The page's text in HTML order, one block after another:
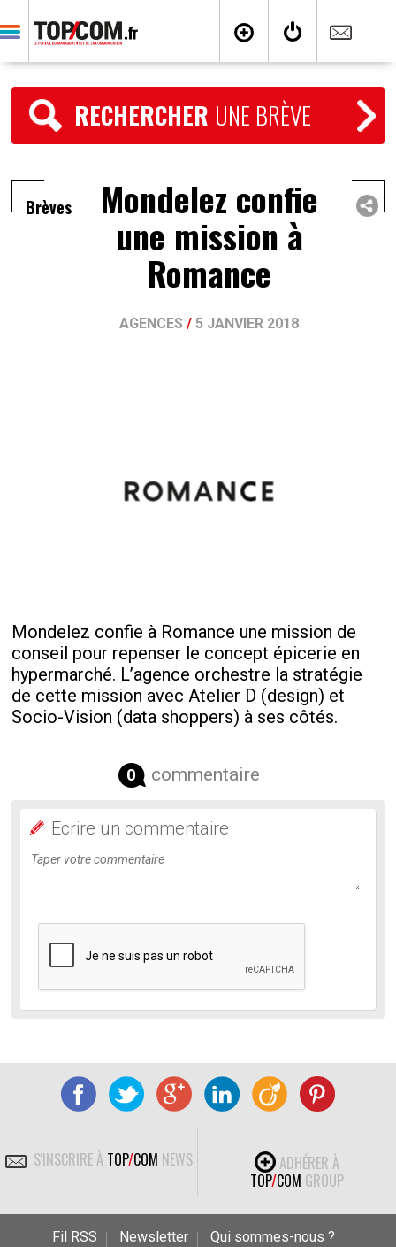
RECHERCHER UNE BRÈVE
Brèves Mondelez confie
une mission à
Romance
AGENCES /5 JANVIER 2018
Mondelez confie à Romance une mission de
conseil pour repenser le concept épicerie en
hypermarché. L’agence orchestre la stratégie
de cette mission avec Atelier D (design) et
Socio-Vision (data shoppers) à ses côtés.
0 commentaire
Ecrire un commentaire
S'INSCRIRE À TOP/COM NEWS
ADHÉRER À
TOP/COM GROUP
Fil RSS Newsletter
Qui sommes-nous ?